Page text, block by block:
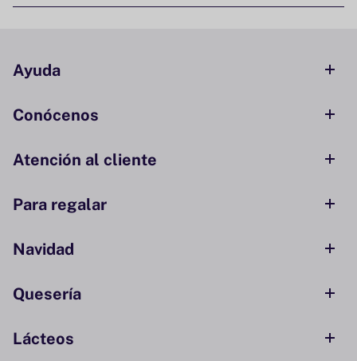
Ayuda
Conócenos
Atención al cliente
Para regalar
Navidad
Quesería
Lácteos